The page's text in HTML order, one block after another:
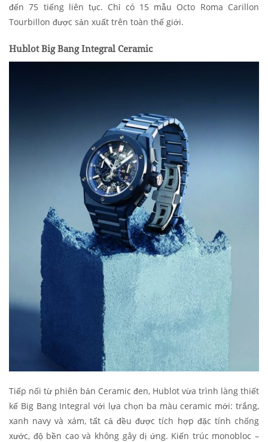
đến 75 tiếng liên tục. Chỉ có 15 mẫu Octo Roma Carillon
Tourbillon được sản xuất trên toàn thế giới.
Hublot Big Bang Integral Ceramic
Tiếp nối từ phiên bản Ceramic đen, Hublot vừa trình làng thiết
kế Big Bang Integral với lựa chọn ba màu ceramic mới: trắng,
xanh navy và xám, tất cả đều được tích hợp đặc tính chống
xước, độ bền cao và không gây dị ứng. Kiến trúc monobloc –